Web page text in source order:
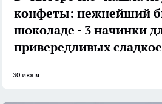
конфеты: нежнейший
шоколаде - 3 начинки
привередливых
30 июня